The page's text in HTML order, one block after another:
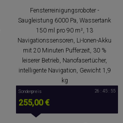
Fensterreinigungsroboter -
Saugleistung 6000 Pa, Wassertank
150 ml pro 90 m², 13
Navigationssensoren, Li-Ionen-Akku
mit 20 Minuten Pufferzeit, 30 %
leiserer Betrieb, Nanofasertücher,
intelligente Navigation, Gewicht 1,9
kg
Sonderpreis
255,00 €
26 : 45 : 54